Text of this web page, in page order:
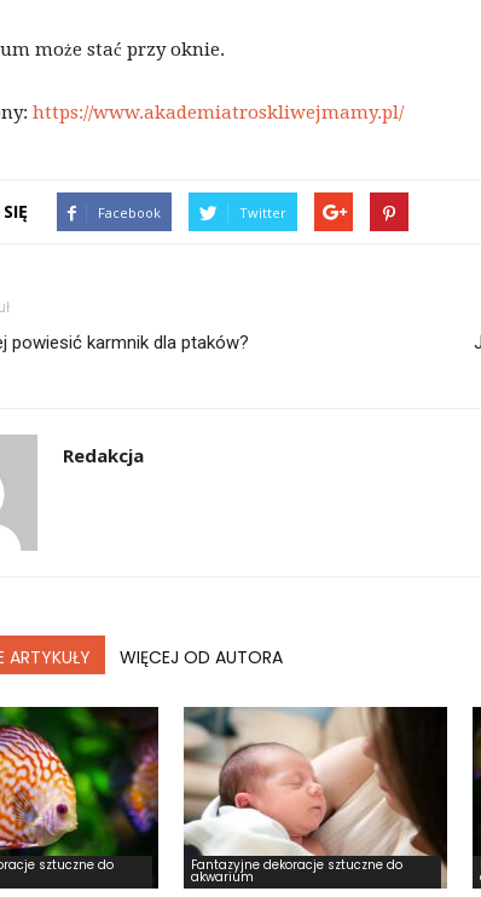
może stać przy oknie.
https://www.akademiatroskliwejmamy.pl/
Facebook Twitter
powiesić karmnik dla ptaków?
Redakcja
ARTYKUŁY WIĘCEJ OD AUTORA
sztuczne do Fantazyjne dekoracje sztuczne do
akwarium